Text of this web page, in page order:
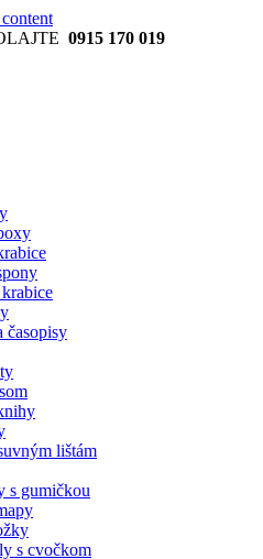
0915 170 019
časopisy
lištám
s gumičkou
s cvočkom